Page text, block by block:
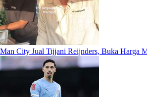
Man City Jual Tijjani Reijnders, Buka Harga